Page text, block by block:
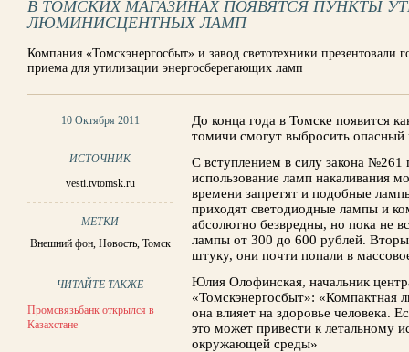
В ТОМСКИХ МАГАЗИНАХ ПОЯВЯТСЯ ПУНКТЫ
ЛЮМИНИСЦЕНТНЫХ ЛАМП
Компания «Томскэнергосбыт» и завод светотехники презентовали
приема для утилизации энергосберегающих ламп
10 Октября 2011
ИСТОЧНИК
vesti.tvtomsk.ru
МЕТКИ
Внешний фон, Новость, Томск
ЧИТАЙТЕ ТАКЖЕ
Промсвязьбанк открылся в
Казахстане
До конца года в Томске появится
томичи смогут выбросить опасный
С вступлением в силу закона
использование ламп накаливания
времени запретят и подобные
приходят светодиодные лампы и
абсолютно безвредны, но пока не
лампы от 300 до 600 рублей.
штуку, они почти попали в
Юлия Олофинская, начальник
«Томскэнергосбыт»: «Компактная
она влияет на здоровье человека.
это может привести к летальному
окружающей среды»